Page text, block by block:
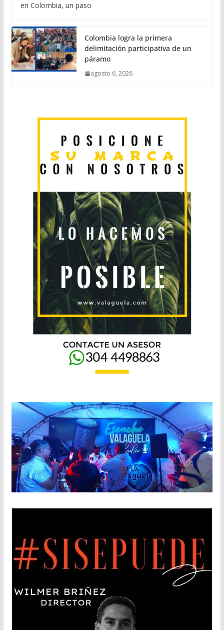
en Colombia, un paso
Colombia logra la primera
delimitación participativa de un
páramo
agosto 6, 2026